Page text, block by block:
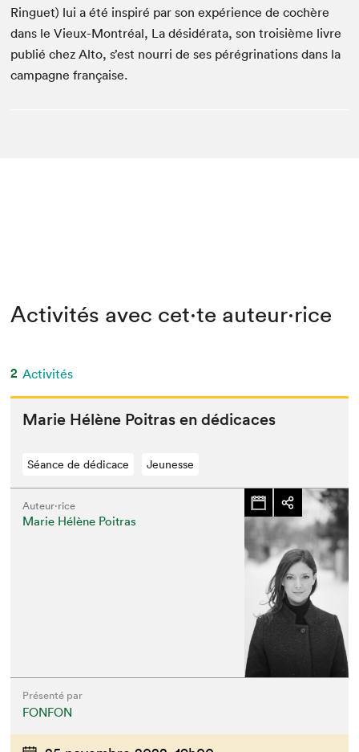
Ringuet) lui a été inspiré par son expérience de cochère
dans le Vieux-Montréal, La désidérata, son troisième livre
publié chez Alto, s’est nourri de ses pérégrinations dans la
campagne française.
Activités avec cet·te auteur·rice
2 Activités
Marie Hélène Poitras en dédicaces
Séance de dédicace Jeunesse
Auteur·rice
Marie Hélène Poitras
Présenté par
FONFON